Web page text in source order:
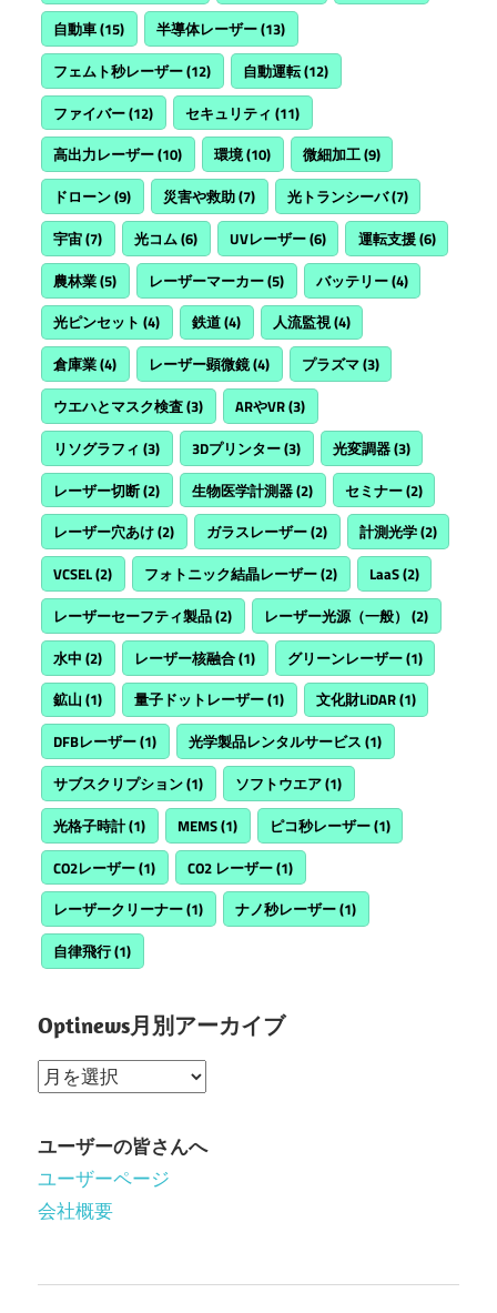
自動車(15) 半導体レーザー(13)
フェムト秒レーザー(12) 自動運転(12)
ファイバー(12) セキュリティ (11)
高出力レーザー(10) 環境(10) 微細加工(9)
ドローン(9) 災害や救助(7) 光トランシーバ(7)
宇宙(7) 光コム(6) UVレーザー(6) 運転支援(6)
農林業(5) レーザーマーカー(5) バッテリー(4)
光ピンセット (4) 鉄道(4) 人流監視(4)
倉庫業(4) レーザー顕微鏡(4) プラズマ(3)
ウエハとマスク検査(3) ARやVR(3)
リソグラフィ (3) 3Dプリンター(3) 光変調器(3)
レーザー切断(2) 生物医学計測器(2) セミナー(2)
レーザー穴あけ(2) ガラスレーザー(2) 計測光学(2)
VCSEL(2) フォトニック結晶レーザー(2) LaaS(2)
レーザーセーフティ製品(2) レーザー光源（一般） (2)
水中 (2) レーザー核融合(1) グリーンレーザー(1)
鉱山 (1) 量子ドットレーザー(1) 文化財LiDAR(1)
DFBレーザー(1) 光学製品レンタルサービス (1)
サブスクリプション(1) ソフトウエア(1)
光格子時計(1) MEMS(1) ピコ秒レーザー(1)
CO2レーザー(1) CO2 レーザー(1)
レーザークリーナー(1) ナノ秒レーザー(1)
自律飛行(1)
Optinews月別アーカイブ
Optinews
別
ア
ー
ユーザーの皆さんへ
ユーザーページ
会社概要